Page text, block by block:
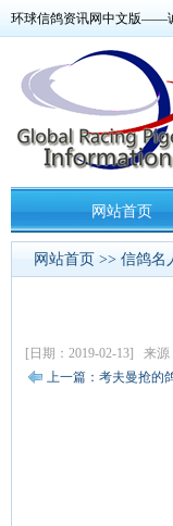
环球信鸽资讯网中文版——
网站首页
网站首页 >> 信鸽名
[日期：2019-02-13] 来
上一篇：考夫曼抢的